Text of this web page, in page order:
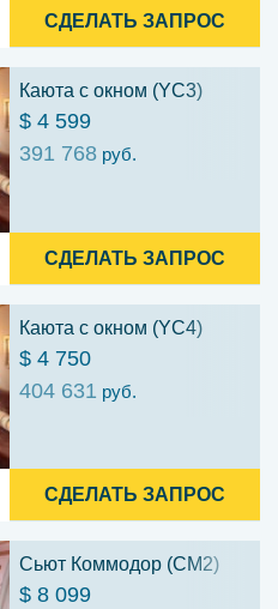
СДЕЛАТЬ ЗАПРОС
Каюта с окном (YC3)
$ 4 599
391 768 руб.
СДЕЛАТЬ ЗАПРОС
Каюта с окном (YC4)
$ 4 750
404 631 руб.
СДЕЛАТЬ ЗАПРОС
Сьют Коммодор (CM2)
$ 8 099